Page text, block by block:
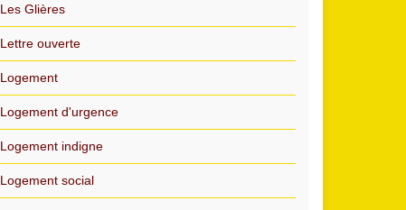
Les Glières
Lettre ouverte
Logement
Logement d'urgence
Logement indigne
Logement social